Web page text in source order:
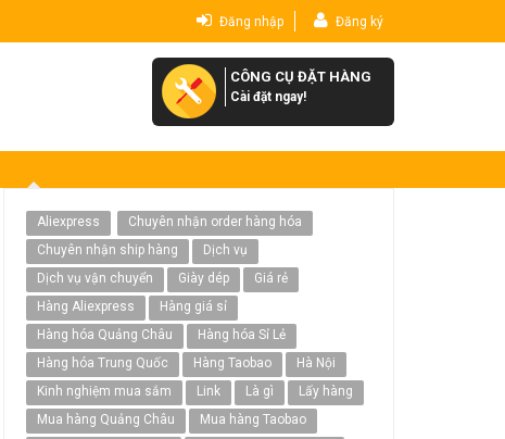
Đăng nhập Đăng ký
CÔNG CỤ ĐẶT HÀNG
Cài đặt ngay!
Aliexpress
Chuyên nhận order hàng hóa
Chuyên nhận ship hàng
Dịch vụ
Dịch vụ vận chuyển
Giày dép
Giá rẻ
Hàng Aliexpress
Hàng giá sỉ
Hàng hóa Quảng Châu
Hàng hóa Sỉ Lẻ
Hàng hóa Trung Quốc
Hàng Taobao
Hà Nội
Kinh nghiệm mua sắm
Link Là gì
Lấy hàng
Mua hàng Quảng Châu
Mua hàng Taobao